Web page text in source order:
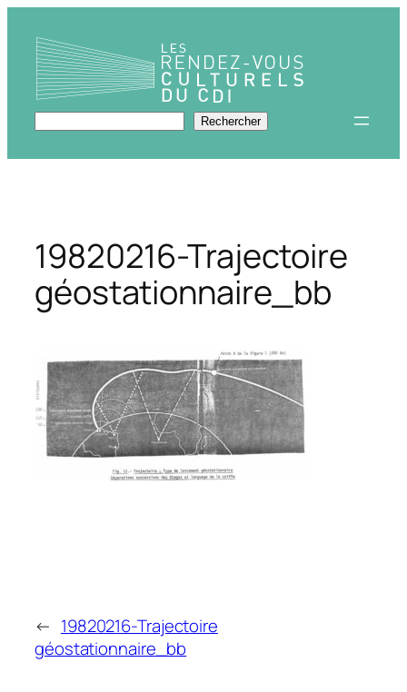
contenu
Rechercher Rechercher
19820216-Trajectoire
géostationnaire_bb
← 19820216-Trajectoire
géostationnaire_bb